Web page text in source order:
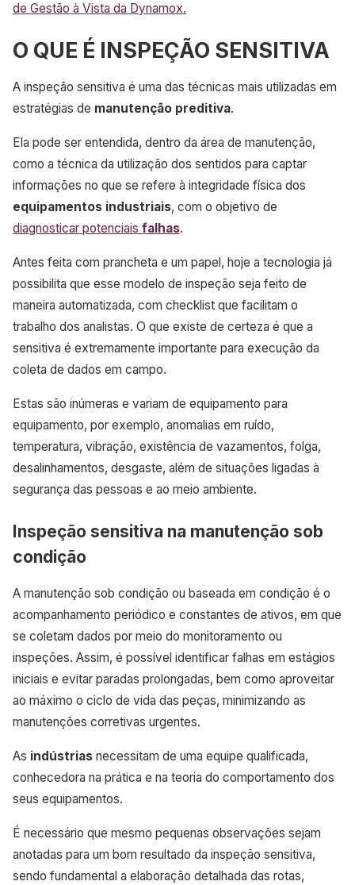
de Gestão à Vista da Dynamox.
O QUE É INSPEÇÃO SENSITIVA
A inspeção sensitiva é uma das técnicas mais utilizadas em
estratégias de manutenção preditiva.
Ela pode ser entendida, dentro da área de manutenção,
como a técnica da utilização dos sentidos para captar
informações no que se refere à integridade física dos
equipamentos industriais, com o objetivo de
diagnosticar potenciais falhas.
Antes feita com prancheta e um papel, hoje a tecnologia já
possibilita que esse modelo de inspeção seja feito de
maneira automatizada, com checklist que facilitam o
trabalho dos analistas. O que existe de certeza é que a
sensitiva é extremamente importante para execução da
coleta de dados em campo.
Estas são inúmeras e variam de equipamento para
equipamento, por exemplo, anomalias em ruído,
temperatura, vibração, existência de vazamentos, folga,
desalinhamentos, desgaste, além de situações ligadas à
segurança das pessoas e ao meio ambiente.
Inspeção sensitiva na manutenção sob
condição
A manutenção sob condição ou baseada em condição é o
acompanhamento periódico e constantes de ativos, em que
se coletam dados por meio do monitoramento ou
inspeções. Assim, é possível identificar falhas em estágios
iniciais e evitar paradas prolongadas, bem como aproveitar
ao máximo o ciclo de vida das peças, minimizando as
manutenções corretivas urgentes.
As indústrias necessitam de uma equipe qualificada,
conhecedora na prática e na teoria do comportamento dos
seus equipamentos.
É necessário que mesmo pequenas observações sejam
anotadas para um bom resultado da inspeção sensitiva,
sendo fundamental a elaboração detalhada das rotas,